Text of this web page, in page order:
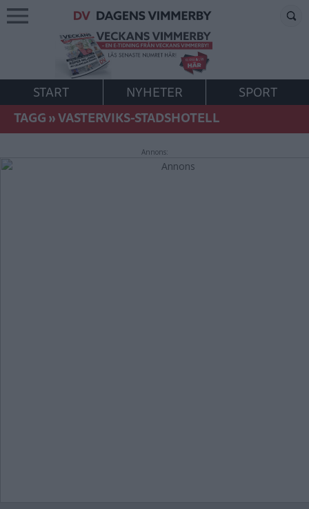
START NYHETER
SPORT
TAGG»VASTERVIKS-STADSHOTELL
Annons: